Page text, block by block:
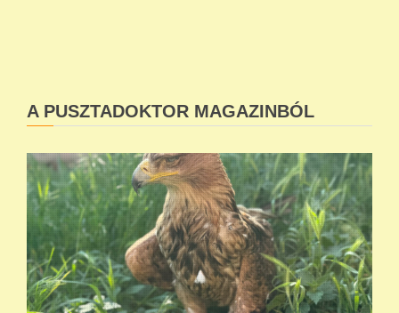
A PUSZTADOKTOR MAGAZINBÓL